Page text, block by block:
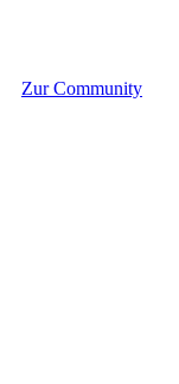
Zur Community